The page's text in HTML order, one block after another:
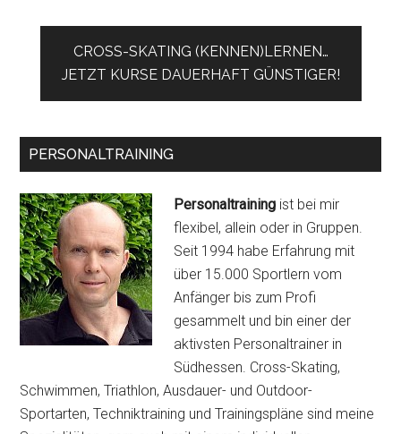
CROSS-SKATING (KENNEN)LERNEN…
JETZT KURSE DAUERHAFT GÜNSTIGER!
PERSONALTRAINING
Personaltraining ist bei mir
flexibel, allein oder in Gruppen.
Seit 1994 habe Erfahrung mit
über 15.000 Sportlern vom
Anfänger bis zum Profi
gesammelt und bin einer der
aktivsten Personaltrainer in
Südhessen. Cross-Skating,
Schwimmen, Triathlon, Ausdauer- und Outdoor-
Sportarten, Techniktraining und Trainingspläne sind meine